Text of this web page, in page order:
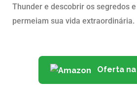
Thunder e descobrir os segredos
permeiam sua vida extraordinária.
Oferta